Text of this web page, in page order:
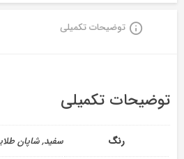
توضیحات تکمیلی
توضیحات تکمیلی
رنگ سفید, شاپان